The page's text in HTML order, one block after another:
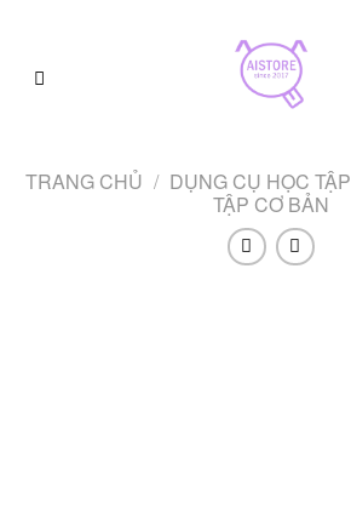
content
TRANG CHỦ / DỤNG CỤ HỌC TẬP
TẬP CƠ BẢN